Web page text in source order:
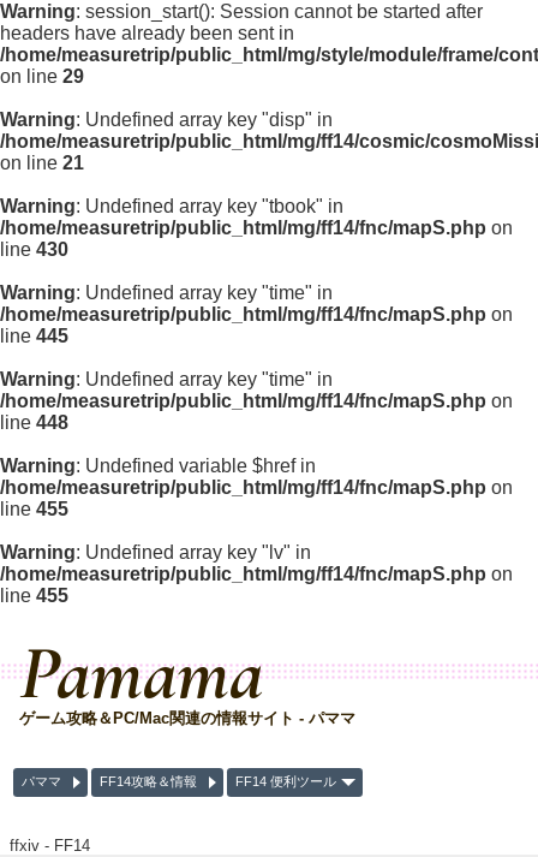
Warning: session_start(): Session cannot be started after
headers have already been sent in
/home/measuretrip/public_html/mg/style/module/frame/
on line 29
Warning: Undefined array key "disp" in
/home/measuretrip/public_html/mg/ff14/cosmic/
on line 21
Warning: Undefined array key "tbook" in
/home/measuretrip/public_html/mg/ff14/fnc/mapS.php on
line 430
Warning: Undefined array key "time" in
/home/measuretrip/public_html/mg/ff14/fnc/mapS.php on
line 445
Warning: Undefined array key "time" in
/home/measuretrip/public_html/mg/ff14/fnc/mapS.php on
line 448
Warning: Undefined variable $href in
/home/measuretrip/public_html/mg/ff14/fnc/mapS.php on
line 455
Warning: Undefined array key "lv" in
/home/measuretrip/public_html/mg/ff14/fnc/mapS.php on
line 455
Pamama
ゲーム攻略＆PC/Mac関連の情報サイト - パママ
パママ FF14攻略＆情報 FF14 便利ツール
ffxiv - FF14